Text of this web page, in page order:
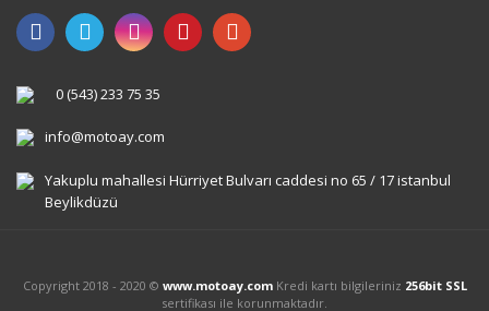
0 (543) 233 75 35
info@motoay.com
Yakuplu mahallesi Hürriyet Bulvarı caddesi no 65 / 17 istanbul
Beylikdüzü
Copyright 2018 - 2020 © www.motoay.comKredi kartı bilgileriniz 256bit SSL
sertifikası ile korunmaktadır.